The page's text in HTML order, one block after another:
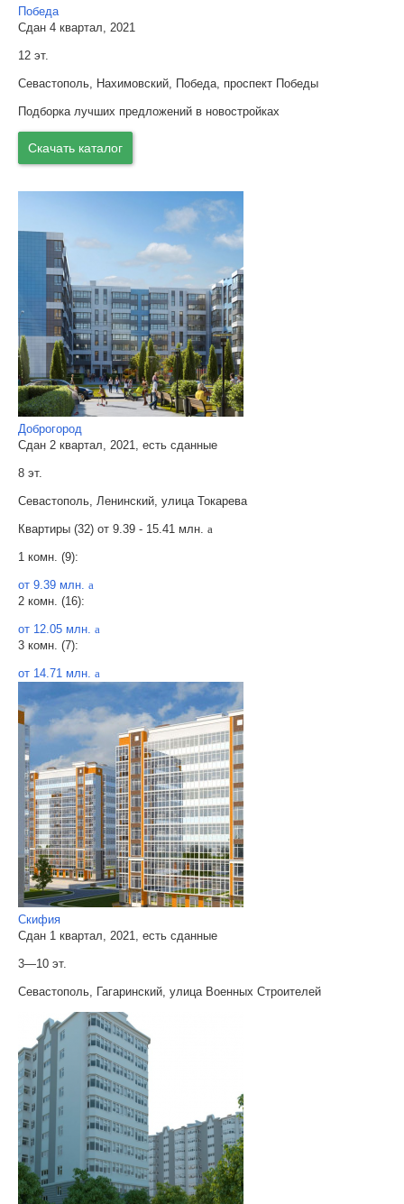
Победа
Сдан 4 квартал, 2021
12 эт.
Севастополь, Нахимовский, Победа, проспект Победы
Подборка лучших предложений в новостройках
Скачать каталог
Доброгород
Сдан 2 квартал, 2021, есть сданные
8 эт.
Севастополь, Ленинский, улица Токарева
Квартиры (32) от 9.39 - 15.41 млн. a
1 комн. (9):
от 9.39 млн. a
2 комн. (16):
от 12.05 млн. a
3 комн. (7):
от 14.71 млн. a
Скифия
Сдан 1 квартал, 2021, есть сданные
3—10 эт.
Севастополь, Гагаринский, улица Военных Строителей